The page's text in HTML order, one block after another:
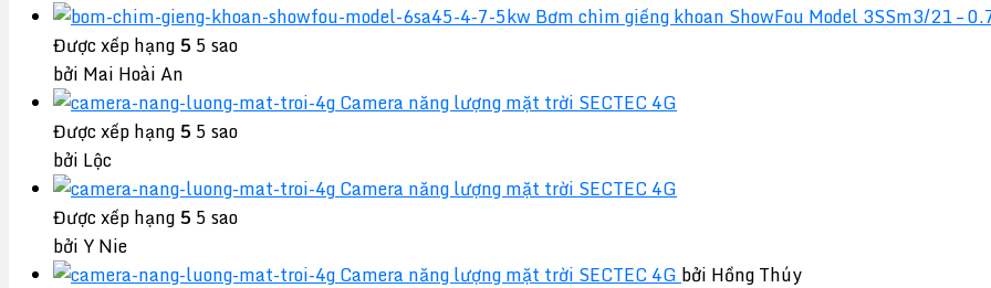
Bơm chìm giếng khoan ShowFou Model 3SSm3/21 –
Được xếp hạng5 5 sao
bởi Mai Hoài An
Camera năng lượng mặt trời SECTEC 4G
Được xếp hạng5 5 sao
bởi Lộc
Camera năng lượng mặt trời SECTEC 4G
Được xếp hạng5 5 sao
bởi Y Nie
Camera năng lượng mặt trời SECTEC 4G bởi Hồng Thúy